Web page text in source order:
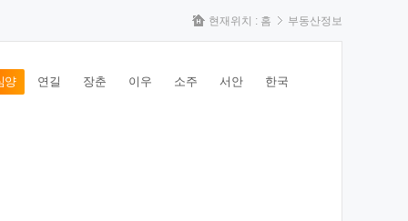
현재위치 : 홈 부동산정보
양 연길 장춘 이우 소주 서안 한국